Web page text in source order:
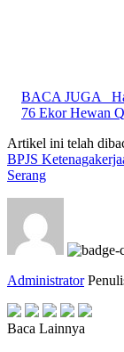
BACA JUGA
76 Ekor Hewan
Artikel ini telah
BPJS
Serang
Administrator
Baca Lainnya